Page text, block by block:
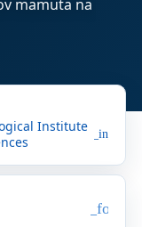
mamuta na
Instituteopen_in_new